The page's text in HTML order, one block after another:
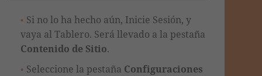
Si no lo ha hecho aún, Inicie Sesión, y
vaya al Tablero. Será llevado a la pestaña
Contenido de Sitio.
Seleccione la pestaña Configuraciones